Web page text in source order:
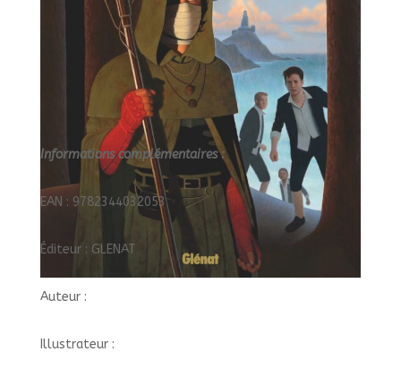
Informations complémentaires :
EAN : 9782344032053
Éditeur : GLENAT
Auteur :
Illustrateur :